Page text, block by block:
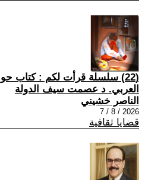
(22) سلسلة قرأت لكم : كتاب
العربي. د عصمت سيف الدولة
الناصر خشيني
2026 / 8 / 7
قضايا ثقافية